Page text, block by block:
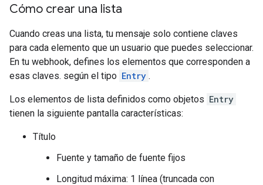
Cómo crear una lista
Cuando creas una lista, tu mensaje solo contiene claves
para cada elemento que un usuario que puedes seleccionar.
En tu webhook, defines los elementos que corresponden a
esas claves. según el tipo Entry .
Los elementos de lista definidos como objetos Entry
tienen la siguiente pantalla características:
Título
Fuente y tamaño de fuente fijos
Longitud máxima: 1 línea (truncada con